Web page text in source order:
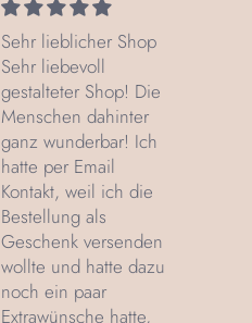
Sehr lieblicher Shop
Sehr liebevoll
gestalteter Shop! Die
Menschen dahinter
ganz wunderbar! Ich
hatte per Email
Kontakt, weil ich die
Bestellung als
Geschenk versenden
wollte und hatte dazu
noch ein paar
Extrawünsche hatte,